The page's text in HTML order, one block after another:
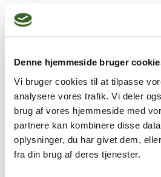
Denne hjemmeside bruger
Vi bruger cookies til at tilpasse
analysere vores trafik. Vi deler
brug af vores hjemmeside med
partnere kan kombinere disse
oplysninger, du har givet dem,
fra din brug af deres tjenester.
musik og kropsterapi samt
tale om familieterapi.
telefon 24219465 eller
terapi.dk, så vender jeg
Jeg kan hjælpe